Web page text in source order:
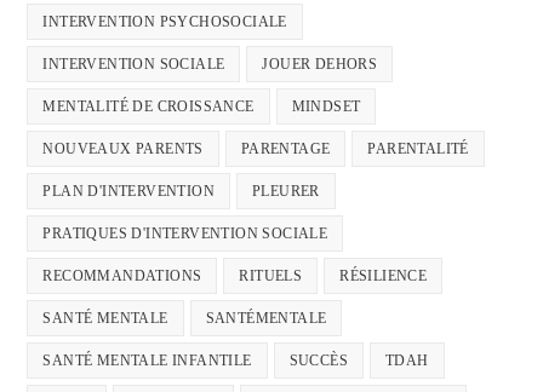
INTERVENTION PSYCHOSOCIALE
INTERVENTION SOCIALE JOUER DEHORS
MENTALITÉ DE CROISSANCE MINDSET
NOUVEAUX PARENTS PARENTAGE PARENTALITÉ
PLAN D'INTERVENTION PLEURER
PRATIQUES D'INTERVENTION SOCIALE
RECOMMANDATIONS RITUELS RÉSILIENCE
SANTÉ MENTALE SANTÉMENTALE
SANTÉ MENTALE INFANTILE SUCCÈS TDAH